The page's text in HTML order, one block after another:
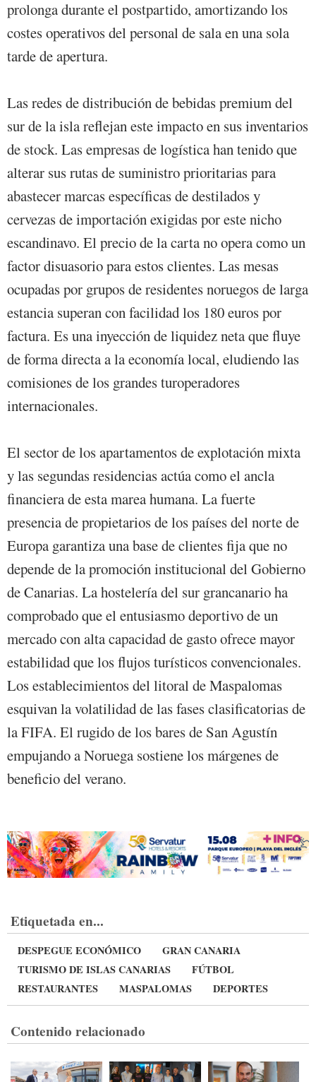
prolonga durante el postpartido, amortizando los
costes operativos del personal de sala en una sola
tarde de apertura.
Las redes de distribución de bebidas premium del
sur de la isla reflejan este impacto en sus inventarios
de stock. Las empresas de logística han tenido que
alterar sus rutas de suministro prioritarias para
abastecer marcas específicas de destilados y
cervezas de importación exigidas por este nicho
escandinavo. El precio de la carta no opera como un
factor disuasorio para estos clientes. Las mesas
ocupadas por grupos de residentes noruegos de larga
estancia superan con facilidad los 180 euros por
factura. Es una inyección de liquidez neta que fluye
de forma directa a la economía local, eludiendo las
comisiones de los grandes turoperadores
internacionales.
El sector de los apartamentos de explotación mixta
y las segundas residencias actúa como el ancla
financiera de esta marea humana. La fuerte
presencia de propietarios de los países del norte de
Europa garantiza una base de clientes fija que no
depende de la promoción institucional del Gobierno
de Canarias. La hostelería del sur grancanario ha
comprobado que el entusiasmo deportivo de un
mercado con alta capacidad de gasto ofrece mayor
estabilidad que los flujos turísticos convencionales.
Los establecimientos del litoral de Maspalomas
esquivan la volatilidad de las fases clasificatorias de
la FIFA. El rugido de los bares de San Agustín
empujando a Noruega sostiene los márgenes de
beneficio del verano.
Etiquetada en...
DESPEGUE ECONÓMICO
GRAN CANARIA
TURISMO DE ISLAS CANARIAS
FÚTBOL
RESTAURANTES
MASPALOMAS DEPORTES
Contenido relacionado